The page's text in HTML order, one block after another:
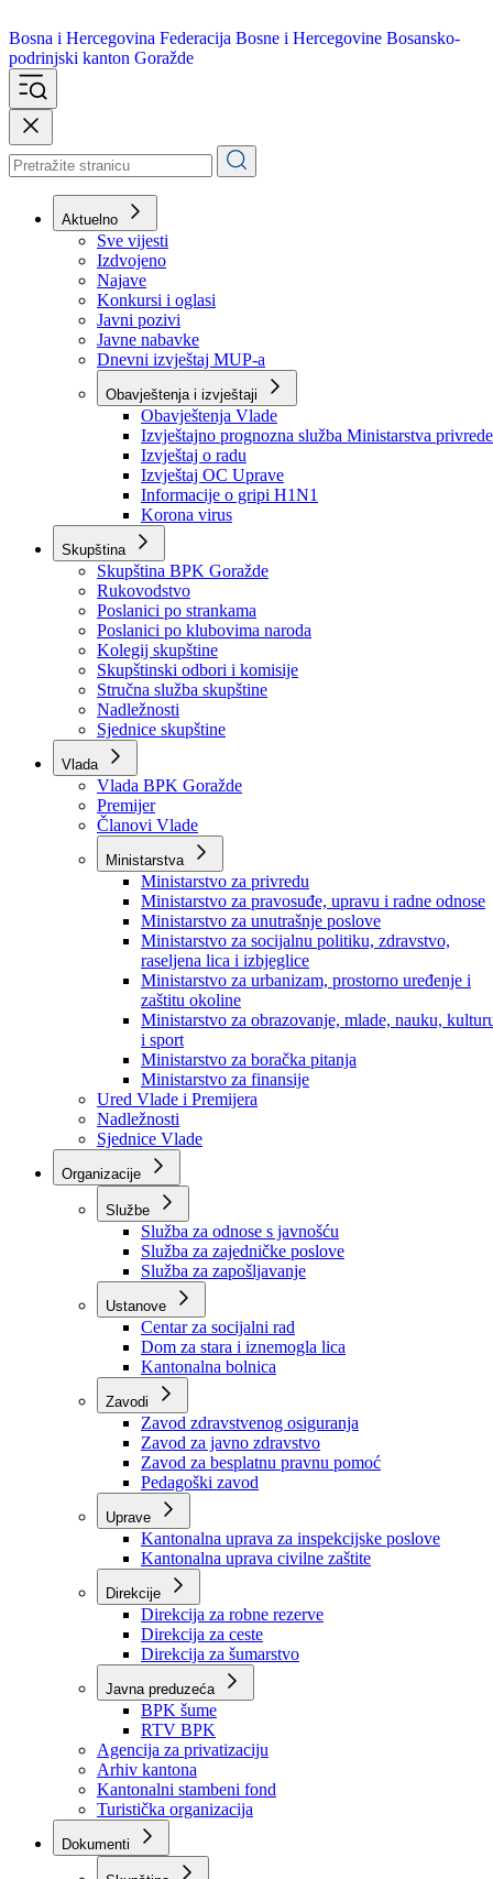
Bosna i Hercegovina
podrinjski kanton Goražde
Aktuelno
Sve vijesti
Izdvojeno
Najave
Konkursi i oglasi
Javni pozivi
Javne nabavke
Dnevni izvještaj MUP-a
Obavještenja i izvještaji
Obavještenja Vlade
Izvještajno prognozna služba Ministarstva privrede
Izvještaj o radu
Izvještaj OC Uprave
Informacije o gripi H1N1
Korona virus
Skupština
Skupština BPK Goražde
Rukovodstvo
Poslanici po strankama
Poslanici po klubovima naroda
Kolegij skupštine
Skupštinski odbori i komisije
Stručna služba skupštine
Nadležnosti
Sjednice skupštine
Vlada
Vlada BPK Goražde
Premijer
Članovi Vlade
Ministarstva
Ministarstvo za privredu
Ministarstvo za pravosuđe, upravu i radne odnose
Ministarstvo za unutrašnje poslove
Ministarstvo za socijalnu politiku, zdravstvo,
raseljena lica i izbjeglice
Ministarstvo za urbanizam, prostorno uređenje i
zaštitu okoline
Ministarstvo za obrazovanje, mlade, nauku,
i sport
Ministarstvo za boračka pitanja
Ministarstvo za finansije
Ured Vlade i Premijera
Nadležnosti
Sjednice Vlade
Organizacije
Službe
Služba za odnose s javnošću
Služba za zajedničke poslove
Služba za zapošljavanje
Ustanove
Centar za socijalni rad
Dom za stara i iznemogla lica
Kantonalna bolnica
Zavodi
Zavod zdravstvenog osiguranja
Zavod za javno zdravstvo
Zavod za besplatnu pravnu pomoć
Pedagoški zavod
Kantonalna uprava za inspekcijske poslove
Kantonalna uprava civilne zaštite
Direkcije
Direkcija za robne rezerve
Direkcija za ceste
Direkcija za šumarstvo
Javna preduzeća
BPK šume
RTV BPK
Agencija za privatizaciju
Arhiv kantona
Kantonalni stambeni fond
Turistička organizacija